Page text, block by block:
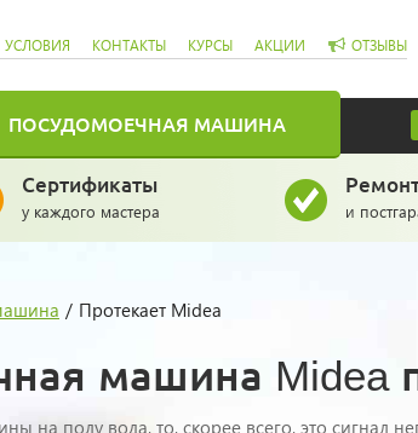
УСЛОВИЯ КОНТАКТЫ КУРСЫ АКЦИИ ОТЗЫВЫ
ПОСУДОМОЕЧНАЯ МАШИНА
Сертификаты
у каждого мастера и
/ Протекает Midea
машина Midea
на полу вода, то, скорее всего, это сигнал